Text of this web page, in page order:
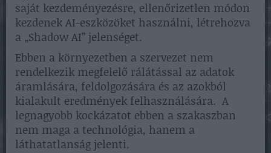
saját kezdeményezésre, ellenőrizetlen módon
kezdenek AI-eszközöket használni, létrehozva
a „Shadow AI” jelenséget.
Ebben a környezetben a szervezet nem
rendelkezik megfelelő rálátással az adatok
áramlására, feldolgozására és az azokból
kialakult eredmények felhasználására. A
legnagyobb kockázatot ebben a szakaszban
nem maga a technológia, hanem a
láthatatlanság jelenti.